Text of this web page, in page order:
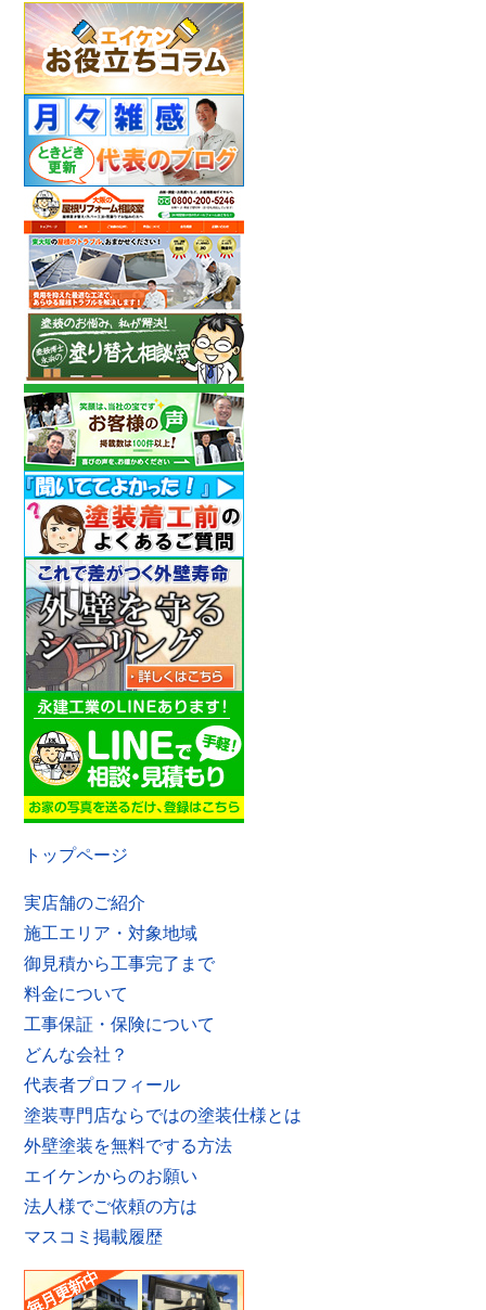
トップページ
実店舗のご紹介
施工エリア・対象地域
御見積から工事完了まで
料金について
工事保証・保険について
どんな会社？
代表者プロフィール
塗装専門店ならではの塗装仕様とは
外壁塗装を無料でする方法
エイケンからのお願い
法人様でご依頼の方は
マスコミ掲載履歴